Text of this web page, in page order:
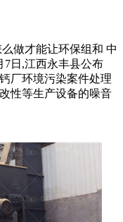
做才能让环保组和 中
7日,江西永丰县公布
厂环境污染案件处理
性等生产设备的噪音